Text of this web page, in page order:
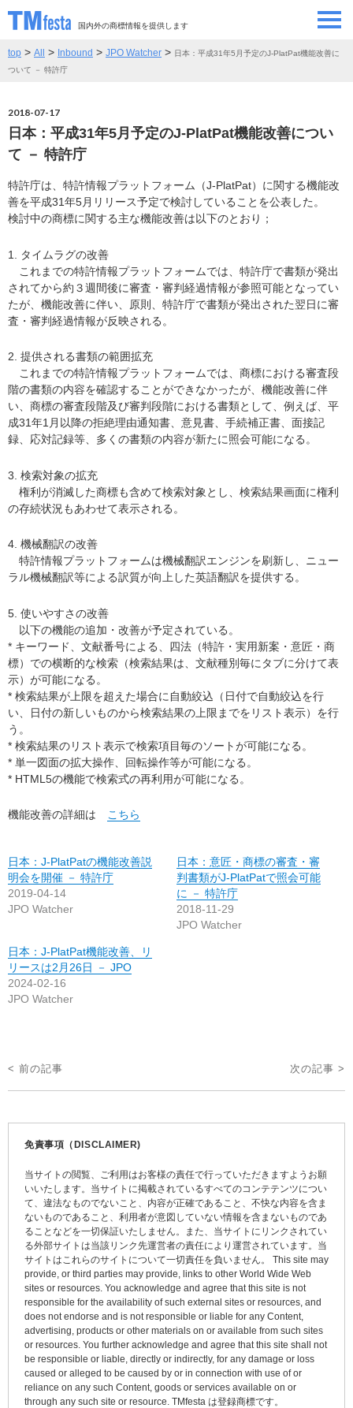
国内外の商標情報を提供します
SEMINAR/EVENT
CONTRIBUTORS 情報提供者
CONTACT お問い合わせ
top > All > Inbound > JPO Watcher > 日本：平成31年5月予定のJ-PlatPat機能改善に
ついて － 特許庁
2018-07-17
日本：平成31年5月予定のJ-PlatPat機能改善につい
て － 特許庁
特許庁は、特許情報プラットフォーム（J-PlatPat）に関する機能改
善を平成31年5月リリース予定で検討していることを公表した。
検討中の商標に関する主な機能改善は以下のとおり；
1. タイムラグの改善
これまでの特許情報プラットフォームでは、特許庁で書類が発出
されてから約３週間後に審査・審判経過情報が参照可能となってい
たが、機能改善に伴い、原則、特許庁で書類が発出された翌日に審
査・審判経過情報が反映される。
2. 提供される書類の範囲拡充
これまでの特許情報プラットフォームでは、商標における審査段
階の書類の内容を確認することができなかったが、機能改善に伴
い、商標の審査段階及び審判段階における書類として、例えば、平
成31年1月以降の拒絶理由通知書、意見書、手続補正書、面接記
録、応対記録等、多くの書類の内容が新たに照会可能になる。
3. 検索対象の拡充
権利が消滅した商標も含めて検索対象とし、検索結果画面に権利
の存続状況もあわせて表示される。
4. 機械翻訳の改善
特許情報プラットフォームは機械翻訳エンジンを刷新し、ニュー
ラル機械翻訳等による訳質が向上した英語翻訳を提供する。
5. 使いやすさの改善
以下の機能の追加・改善が予定されている。
* キーワード、文献番号による、四法（特許・実用新案・意匠・商
標）での横断的な検索（検索結果は、文献種別毎にタブに分けて表
示）が可能になる。
* 検索結果が上限を超えた場合に自動絞込（日付で自動絞込を行
い、日付の新しいものから検索結果の上限までをリスト表示）を行
う。
* 検索結果のリスト表示で検索項目毎のソートが可能になる。
* 単一図面の拡大操作、回転操作等が可能になる。
* HTML5の機能で検索式の再利用が可能になる。
機能改善の詳細は こちら
日本：J-PlatPatの機能改善説
明会を開催 － 特許庁
2019-04-14
JPO Watcher
日本：意匠・商標の審査・審
判書類がJ-PlatPatで照会可能
に － 特許庁
2018-11-29
JPO Watcher
日本：J-PlatPat機能改善、リ
リースは2月26日 － JPO
2024-02-16
JPO Watcher
投
稿
< 前の記事 次の記事 >
免責事項（DISCLAIMER)
当サイトの閲覧、ご利用はお客様の責任で行っていただきますようお願
いいたします。当サイトに掲載されているすべてのコンテテンツについ
て、違法なものでないこと、内容が正確であること、不快な内容を含ま
ないものであること、利用者が意図していない情報を含まないものであ
ることなどを一切保証いたしません。また、当サイトにリンクされてい
る外部サイトは当該リンク先運営者の責任により運営されています。当
サイトはこれらのサイトについて一切責任を負いません。 This site may
provide, or third parties may provide, links to other World Wide Web
sites or resources. You acknowledge and agree that this site is not
responsible for the availability of such external sites or resources, and
does not endorse and is not responsible or liable for any Content,
advertising, products or other materials on or available from such sites
or resources. You further acknowledge and agree that this site shall not
be responsible or liable, directly or indirectly, for any damage or loss
caused or alleged to be caused by or in connection with use of or
reliance on any such Content, goods or services available on or
through any such site or resource. TMfesta は登録商標です。